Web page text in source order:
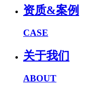
资质&案例
CASE
关于我们
ABOUT